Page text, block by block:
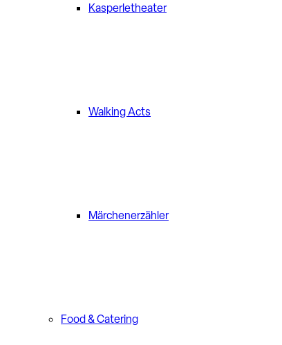
Kasperletheater
Walking Acts
Märchenerzähler
Food & Catering